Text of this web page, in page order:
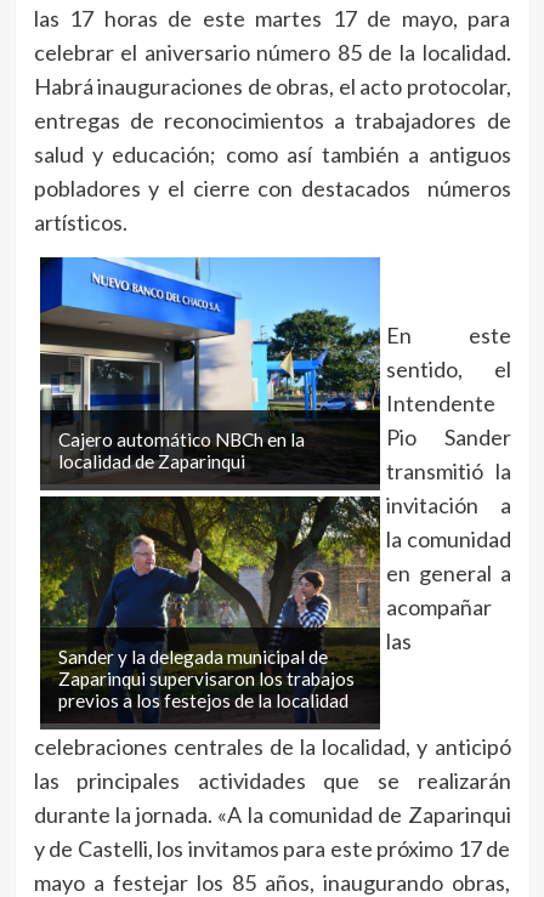
las 17 horas de este martes 17 de mayo, para
celebrar el aniversario número 85 de la localidad.
Habrá inauguraciones de obras, el acto protocolar,
entregas de reconocimientos a trabajadores de
salud y educación; como así también a antiguos
pobladores y el cierre con destacados números
artísticos.
Cajero automático NBCh en la
localidad de Zaparinqui
Sander y la delegada municipal de
Zaparinqui supervisaron los trabajos
previos a los festejos de la localidad
En este
sentido, el
Intendente
Pio Sander
transmitió la
invitación a
la comunidad
en general a
acompañar
las
celebraciones centrales de la localidad, y anticipó
las principales actividades que se realizarán
durante la jornada. «A la comunidad de Zaparinqui
y de Castelli, los invitamos para este próximo 17 de
mayo a festejar los 85 años, inaugurando obras,